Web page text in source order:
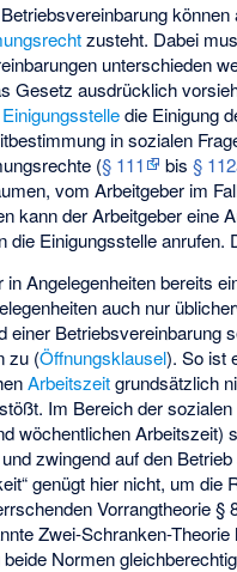
zusteht. Dabei
unterschieden
Gesetz ausdrücklich
Einigungsstelledie Einigung
in sozialen
(§ 111 bis§
vom Arbeitgeber im
kann der Arbeitgeber eine
die Einigungsstelle anrufen.
in Angelegenheiten bereits
auch nur
einer Betriebsvereinbarung
zu (Öffnungsklausel). So ist
Arbeitszeitgrundsätzlich
Im Bereich der
wöchentlichen Arbeitszeit)
zwingend auf den
genügt hier nicht, um
Vorrangtheorie
Zwei-Schranken-
Normen